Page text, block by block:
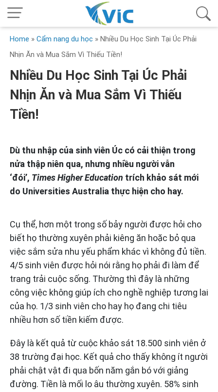
Home » Cẩm nang du học » Nhiều Du Học Sinh Tại Úc Phải
Nhịn Ăn và Mua Sắm Vì Thiếu Tiền!
Nhiều Du Học Sinh Tại Úc Phải
Nhịn Ăn và Mua Sắm Vì Thiếu
Tiền!
Dù thu nhập của sinh viên Úc có cải thiện trong
nửa thập niên qua, nhưng nhiều người vẫn
‘đói’, Times Higher Education trích khảo sát mới
do Universities Australia thực hiện cho hay.
Cụ thể, hơn một trong số bảy người được hỏi cho
biết họ thường xuyên phải kiêng ăn hoặc bỏ qua
việc sắm sửa nhu yếu phẩm khác vì không đủ tiền.
4/5 sinh viên được hỏi nói rằng họ phải đi làm để
trang trải cuộc sống. Thường thì đây là những
công việc không giúp ích cho nghề nghiệp tương lai
của họ. 1/3 sinh viên cho hay họ đang chi tiêu
nhiều hơn số tiền kiếm được.
Đây là kết quả từ cuộc khảo sát 18.500 sinh viên ở
38 trường đại học. Kết quả cho thấy không ít người
phải chật vật đi qua bốn năm gắn bó với giảng
đường. Tiền là mối lo âu thường xuyên. 58% sinh